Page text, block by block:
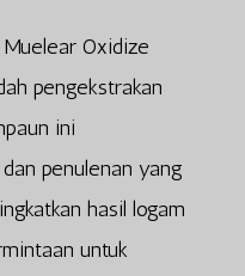
Oxidize
pengekstrakan
ini
penulenan yang
hasil logam
untuk